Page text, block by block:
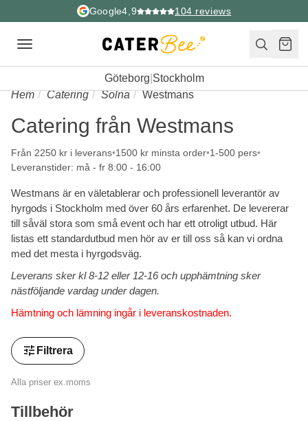
Google4,9 104 reviews
Toggle
Göteborg Stockholm
Hem
Catering Solna Westmans
Catering från Westmans
Från 2250 kr i leverans 1500 kr minsta order 1-500 pers
Leveranstider: må - fr 8:00 - 16:00
Westmans är en väletablerar och professionell leverantör av
hyrgods i Stockholm med över 60 års erfarenhet. De levererar
till såväl stora som små event och har ett otroligt utbud. Här
listas ett standardutbud men hör av er till oss så kan vi ordna
med det mesta i hyrgodsväg.
Leverans sker kl 8-12 eller 12-16 och upphämtning sker
nästföljande vardag under dagen.
Hämtning och lämning ingår i leveranskostnaden.
tune Filtrera
Alla priser ex.moms
Tillbehör